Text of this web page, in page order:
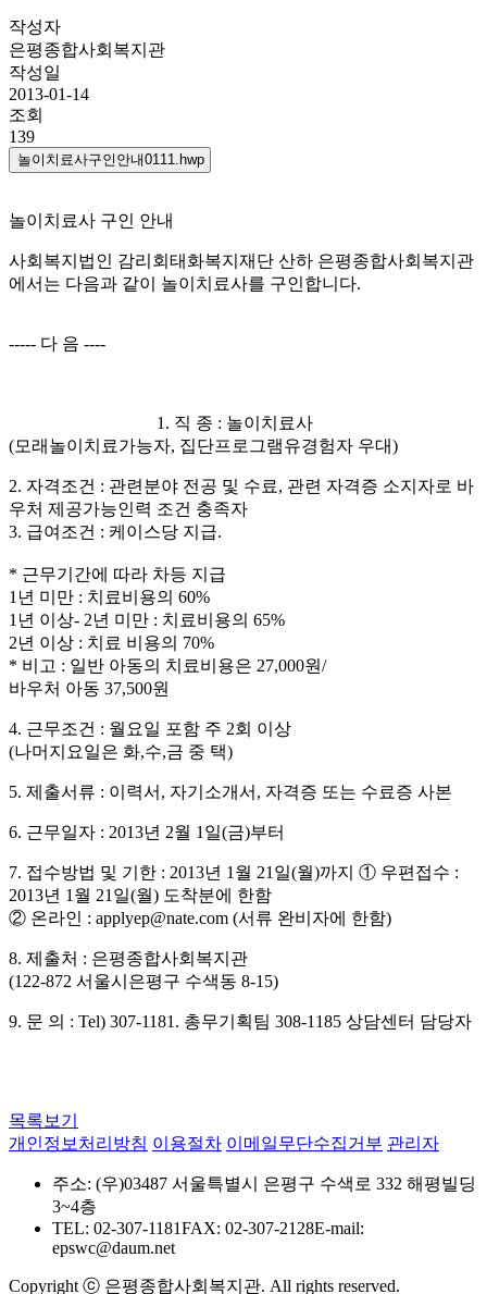
작성자
은평종합사회복지관
작성일
2013-01-14
조회
139
놀이치료사구인안내0111.hwp
놀이치료사 구인 안내
사회복지법인 감리회태화복지재단 산하 은평종합사회복지관
에서는 다음과 같이 놀이치료사를 구인합니다.
----- 다 음 ----
1. 직 종 : 놀이치료사
(모래놀이치료가능자, 집단프로그램유경험자 우대)
2. 자격조건 : 관련분야 전공 및 수료, 관련 자격증 소지자로 바
우처 제공가능인력 조건 충족자
3. 급여조건 : 케이스당 지급.
* 근무기간에 따라 차등 지급
1년 미만 : 치료비용의 60%
1년 이상- 2년 미만 : 치료비용의 65%
2년 이상 : 치료 비용의 70%
* 비고 : 일반 아동의 치료비용은 27,000원/
바우처 아동 37,500원
4. 근무조건 : 월요일 포함 주 2회 이상
(나머지요일은 화,수,금 중 택)
5. 제출서류 : 이력서, 자기소개서, 자격증 또는 수료증 사본
6. 근무일자 : 2013년 2월 1일(금)부터
7. 접수방법 및 기한 : 2013년 1월 21일(월)까지 ① 우편접수 :
2013년 1월 21일(월) 도착분에 한함
② 온라인 : applyep@nate.com (서류 완비자에 한함)
8. 제출처 : 은평종합사회복지관
(122-872 서울시은평구 수색동 8-15)
9. 문 의 : Tel) 307-1181. 총무기획팀 308-1185 상담센터 담당자
목록보기
개인정보처리방침 이용절차 이메일무단수집거부 관리자
주소: (우)03487 서울특별시 은평구 수색로 332 해평빌딩
3~4층
TEL: 02-307-1181FAX: 02-307-2128E-mail:
epswc@daum.net
Copyright ⓒ 은평종합사회복지관. All rights reserved.